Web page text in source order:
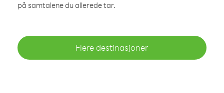
på samtalene du allerede tar.
Flere destinasjoner